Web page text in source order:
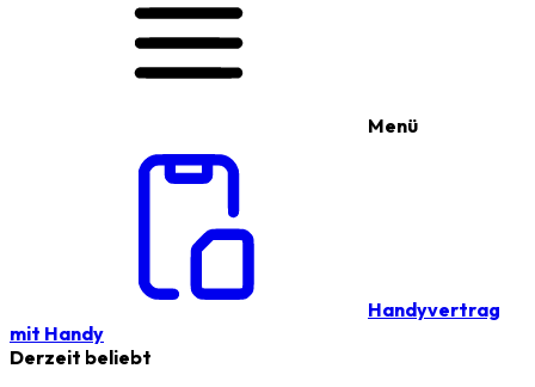
Menü
Handyvertrag
mit Handy
Derzeit beliebt